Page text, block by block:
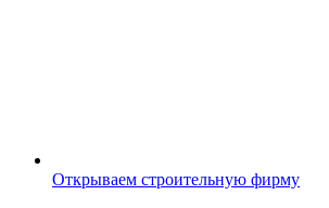
Открываем строительную фирму